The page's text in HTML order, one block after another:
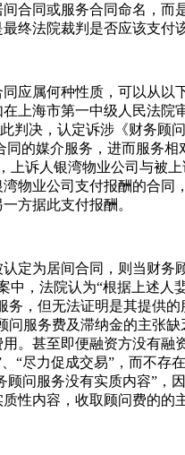
合同或服务合同命名，
终法院裁判是否应该支付
应属何种性质，可以从
上海市第一中级人民法
判决，认定诉涉《财务
的媒介服务，进而服务
上诉人银湾物业公司与
物业公司支付报酬的合
方据此支付报酬。
定为居间合同，则当财
中，法院认为“根据上述
务，但无法证明是其提供
问服务费及滞纳金的主张
。甚至即便融资方没有
“尽力促成交易”，而不
顾问服务没有实质内容”
性内容，收取顾问费的的